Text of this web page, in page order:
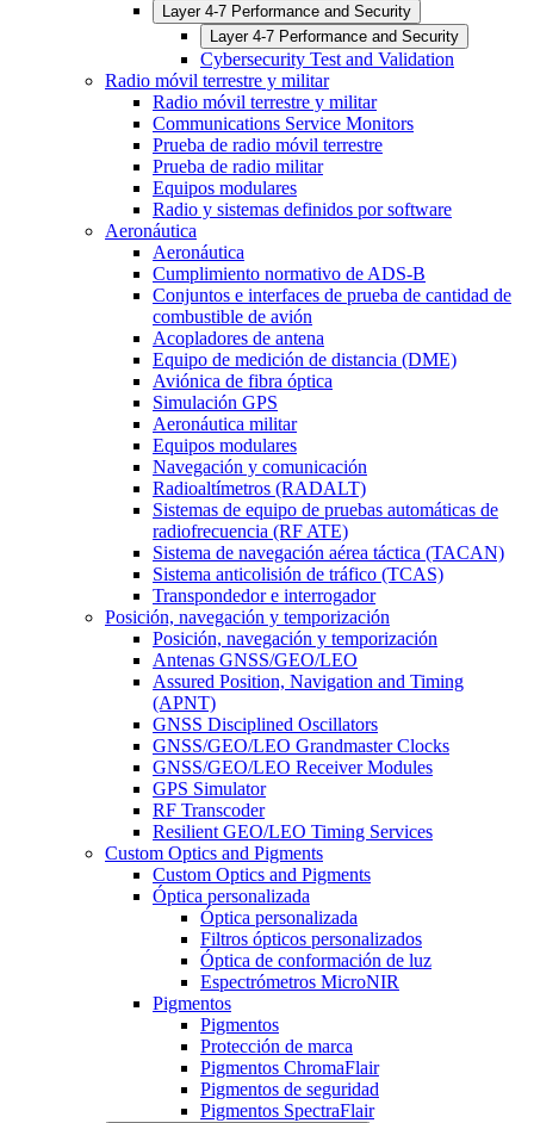
Layer 4-7 Performance and Security
Layer 4-7 Performance and Security
Cybersecurity Test and Validation
Radio móvil terrestre y militar
Radio móvil terrestre y militar
Communications Service Monitors
Prueba de radio móvil terrestre
Prueba de radio militar
Equipos modulares
Radio y sistemas definidos por software
Aeronáutica
Aeronáutica
Cumplimiento normativo de ADS-B
Conjuntos e interfaces de prueba de cantidad de
combustible de avión
Acopladores de antena
Equipo de medición de distancia (DME)
Aviónica de fibra óptica
Simulación GPS
Aeronáutica militar
Equipos modulares
Navegación y comunicación
Radioaltímetros (RADALT)
Sistemas de equipo de pruebas automáticas de
radiofrecuencia (RF ATE)
Sistema de navegación aérea táctica (TACAN)
Sistema anticolisión de tráfico (TCAS)
Transpondedor e interrogador
Posición, navegación y temporización
Posición, navegación y temporización
Antenas GNSS/GEO/LEO
Assured Position, Navigation and Timing
(APNT)
GNSS Disciplined Oscillators
GNSS/GEO/LEO Grandmaster Clocks
GNSS/GEO/LEO Receiver Modules
GPS Simulator
RF Transcoder
Resilient GEO/LEO Timing Services
Custom Optics and Pigments
Custom Optics and Pigments
Óptica personalizada
Óptica personalizada
Filtros ópticos personalizados
Óptica de conformación de luz
Espectrómetros MicroNIR
Pigmentos
Pigmentos
Protección de marca
Pigmentos ChromaFlair
Pigmentos de seguridad
Pigmentos SpectraFlair